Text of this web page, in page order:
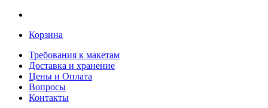
Корзина
Требования к макетам
Доставка и хранение
Цены и Оплата
Вопросы
Контакты